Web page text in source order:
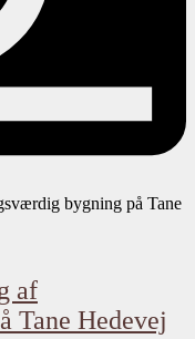
af
Tane Hedevej